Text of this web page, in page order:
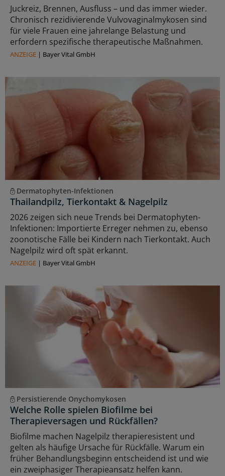
Juckreiz, Brennen, Ausfluss – und das immer wieder.
Chronisch rezidivierende Vulvovaginalmykosen sind
für viele Frauen eine jahrelange Belastung und
erfordern spezifische therapeutische Maßnahmen.
ANZEIGE | Bayer Vital GmbH
Dermatophyten-Infektionen
Thailandpilz, Tierkontakt & Nagelpilz
2026 zeigen sich neue Trends bei Dermatophyten-
Infektionen: Importierte Erreger nehmen zu, ebenso
zoonotische Fälle bei Kindern nach Tierkontakt. Auch
Nagelpilz wird oft spät erkannt.
ANZEIGE | Bayer Vital GmbH
Persistierende Onychomykosen
Welche Rolle spielen Biofilme bei
Therapieversagen und Rückfällen?
Biofilme machen Nagelpilz therapieresistent und
gelten als häufige Ursache für Rückfälle. Warum ein
früher Behandlungsbeginn entscheidend ist und wie
ein zweiphasiger Therapieansatz helfen kann.